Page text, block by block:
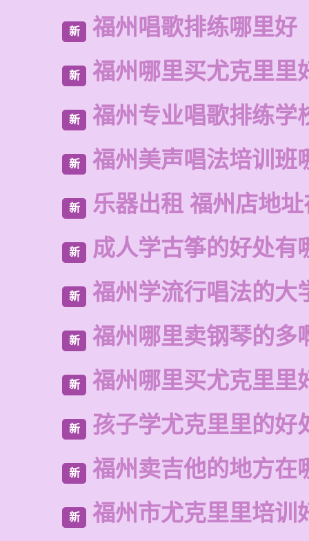
新 福州唱歌排练哪里好
新 福州哪里买尤克里里
新 福州专业唱歌排练学
新 福州美声唱法培训班
新 乐器出租 福州店地
新 成人学古筝的好处有
新 福州学流行唱法的大
新 福州哪里卖钢琴的多
新 福州哪里买尤克里里
新 孩子学尤克里里的好
新 福州卖吉他的地方在
新 福州市尤克里里培训